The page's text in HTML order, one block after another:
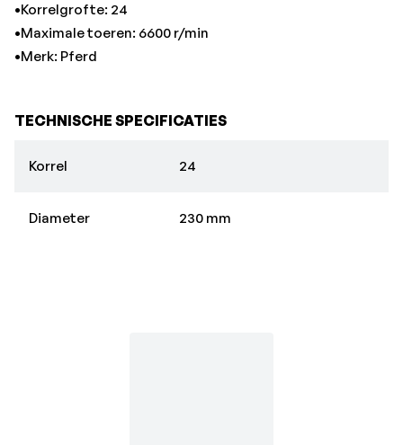
•Korrelgrofte: 24
•Maximale toeren: 6600 r/min
•Merk: Pferd
TECHNISCHE SPECIFICATIES
Korrel 24
Diameter 230 mm